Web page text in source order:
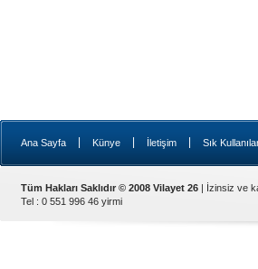
Ana Sayfa Künye İletişim Sık
Tüm Hakları Saklıdır © 2008 Vilayet 26 | İzinsiz ve
Tel : 0 551 996 46 yirmi